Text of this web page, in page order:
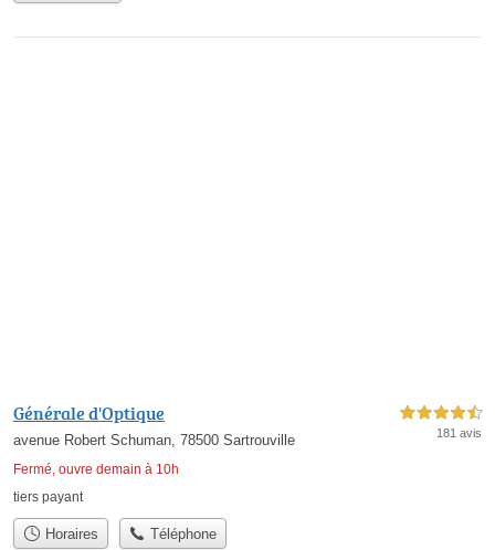
Générale d'Optique
avenue Robert Schuman, 78500 Sartrouville
Fermé, ouvre demain à 10h
4,5 étoiles sur 5
181 avis
tiers payant
Horaires Téléphone